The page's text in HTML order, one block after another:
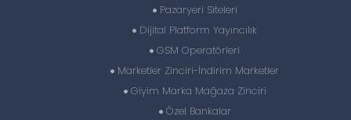
Pazaryeri Siteleri
Dijital Platform Yayıncılık
GSM Operatörleri
Marketler Zinciri-İndirim Marketler
Giyim Marka Mağaza Zinciri
Özel Bankalar